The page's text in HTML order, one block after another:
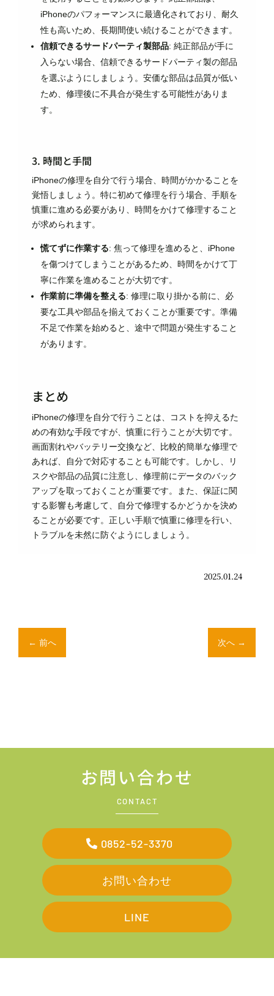
iPhoneのパフォーマンスに最適化されており、耐久
性も高いため、長期間使い続けることができます。
信頼できるサードパーティ製部品: 純正部品が手に
入らない場合、信頼できるサードパーティ製の部品
を選ぶようにしましょう。安価な部品は品質が低い
ため、修理後に不具合が発生する可能性がありま
す。
3. 時間と手間
iPhoneの修理を自分で行う場合、時間がかかることを
覚悟しましょう。特に初めて修理を行う場合、手順を
慎重に進める必要があり、時間をかけて修理すること
が求められます。
慌てずに作業する: 焦って修理を進めると、iPhone
を傷つけてしまうことがあるため、時間をかけて丁
寧に作業を進めることが大切です。
作業前に準備を整える: 修理に取り掛かる前に、必
要な工具や部品を揃えておくことが重要です。準備
不足で作業を始めると、途中で問題が発生すること
があります。
まとめ
iPhoneの修理を自分で行うことは、コストを抑えるた
めの有効な手段ですが、慎重に行うことが大切です。
画面割れやバッテリー交換など、比較的簡単な修理で
あれば、自分で対応することも可能です。しかし、リ
スクや部品の品質に注意し、修理前にデータのバック
アップを取っておくことが重要です。また、保証に関
する影響も考慮して、自分で修理するかどうかを決め
ることが必要です。正しい手順で慎重に修理を行い、
トラブルを未然に防ぐようにしましょう。
2025.01.24
← 前へ 次へ →
お問い合わせ
CONTACT
0852-52-3370
お問い合わせ
LINE